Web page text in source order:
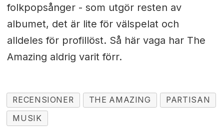
folkpopsånger - som utgör resten av
albumet, det är lite för välspelat och
alldeles för profillöst. Så här vaga har The
Amazing aldrig varit förr.
RECENSIONER THE AMAZING
PARTISAN
MUSIK